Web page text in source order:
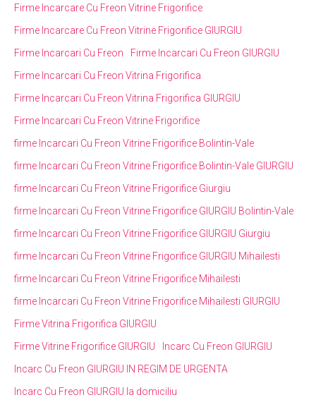
Firme Incarcare Cu Freon Vitrine Frigorifice
Firme Incarcare Cu Freon Vitrine Frigorifice GIURGIU
Firme Incarcari Cu Freon
Firme Incarcari Cu Freon GIURGIU
Firme Incarcari Cu Freon Vitrina Frigorifica
Firme Incarcari Cu Freon Vitrina Frigorifica GIURGIU
Firme Incarcari Cu Freon Vitrine Frigorifice
firme Incarcari Cu Freon Vitrine Frigorifice Bolintin-Vale
firme Incarcari Cu Freon Vitrine Frigorifice Bolintin-Vale GIURGIU
firme Incarcari Cu Freon Vitrine Frigorifice Giurgiu
firme Incarcari Cu Freon Vitrine Frigorifice GIURGIU Bolintin-Vale
firme Incarcari Cu Freon Vitrine Frigorifice GIURGIU Giurgiu
firme Incarcari Cu Freon Vitrine Frigorifice GIURGIU Mihailesti
firme Incarcari Cu Freon Vitrine Frigorifice Mihailesti
firme Incarcari Cu Freon Vitrine Frigorifice Mihailesti GIURGIU
Firme Vitrina Frigorifica GIURGIU
Firme Vitrine Frigorifice GIURGIU
Incarc Cu Freon GIURGIU
Incarc Cu Freon GIURGIU IN REGIM DE URGENTA
Incarc Cu Freon GIURGIU la domiciliu